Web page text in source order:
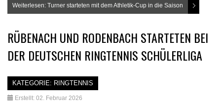
Weiterlesen: Turner starteten mit dem Athletik-Cup in die Saison
RÜBENACH UND RODENBACH STARTETEN BEI
DER DEUTSCHEN RINGTENNIS SCHÜLERLIGA
KATEGORIE: RINGTENNIS
Erstellt: 02. Februar 2026